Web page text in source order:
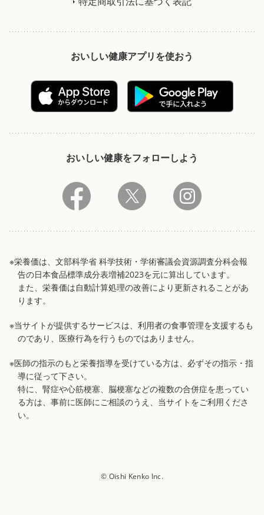
おいしい健康アプリを使おう
おいしい健康をフォローしよう
※栄養価は、文部科学省 科学技術・学術審議会資源調査分科会報
告の日本食品標準成分表増補2023を元に算出しています。
また、栄養価は自動計算処理の改善により更新されることがあ
ります。
※当サイトが提供するサービスは、利用者の食事管理を支援するも
のであり、医療行為を行うものではありません。
※医師の指示のもと栄養指導を受けている方は、必ずその指示・指
導に従って下さい。
特に、腎症や心筋梗塞、脳梗塞などの複数の合併症を患ってい
る方は、事前に医師にご相談のうえ、当サイトをご利用くださ
い。
© Oishi Kenko Inc.